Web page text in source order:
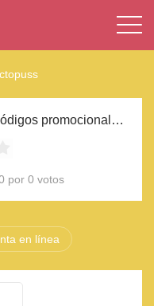
Descuentos y códigos promocionales Hot Octopuss 2023
por 0 votos
en línea